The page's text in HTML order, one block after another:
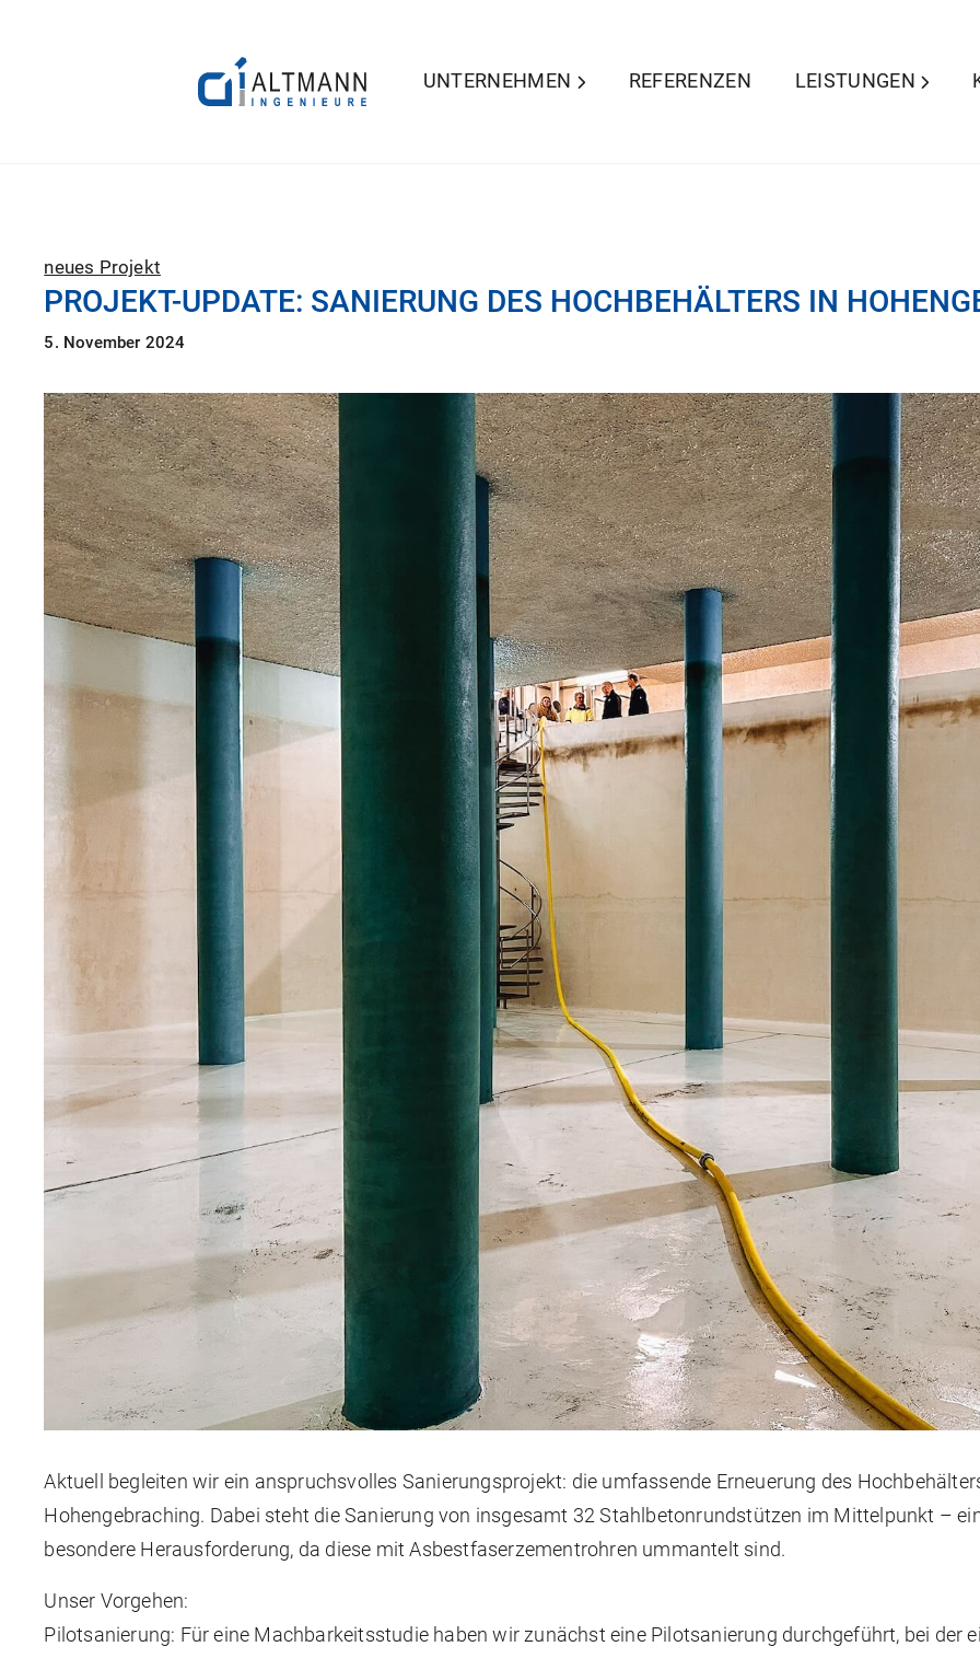
UNTERNEHMEN REFERENZEN LEISTUNGEN
neues Projekt
PROJEKT-UPDATE: SANIERUNG DES HOCHBEHÄLTERS IN
5. November 2024
Aktuell begleiten wir ein anspruchsvolles Sanierungsprojekt: die umfassende Erneuerung des
Hohengebraching. Dabei steht die Sanierung von insgesamt 32 Stahlbetonrundstützen im Mittelpunkt –
besondere Herausforderung, da diese mit Asbestfaserzementrohren ummantelt sind.
Unser Vorgehen:
Pilotsanierung: Für eine Machbarkeitsstudie haben wir zunächst eine Pilotsanierung durchgeführt, bei der